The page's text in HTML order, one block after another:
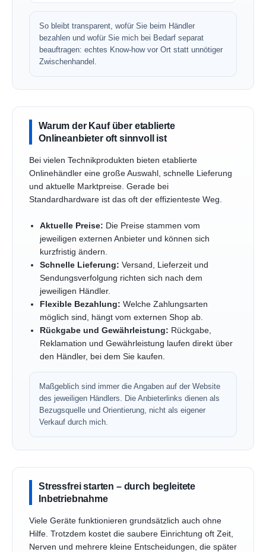
So bleibt transparent, wofür Sie beim Händler
bezahlen und wofür Sie mich bei Bedarf separat
beauftragen: echtes Know-how vor Ort statt unnötiger
Zwischenhandel.
Warum der Kauf über etablierte
Onlineanbieter oft sinnvoll ist
Bei vielen Technikprodukten bieten etablierte
Onlinehändler eine große Auswahl, schnelle Lieferung
und aktuelle Marktpreise. Gerade bei
Standardhardware ist das oft der effizienteste Weg.
Aktuelle Preise: Die Preise stammen vom
jeweiligen externen Anbieter und können sich
kurzfristig ändern.
Schnelle Lieferung: Versand, Lieferzeit und
Sendungsverfolgung richten sich nach dem
jeweiligen Händler.
Flexible Bezahlung: Welche Zahlungsarten
möglich sind, hängt vom externen Shop ab.
Rückgabe und Gewährleistung: Rückgabe,
Reklamation und Gewährleistung laufen direkt über
den Händler, bei dem Sie kaufen.
Maßgeblich sind immer die Angaben auf der Website
des jeweiligen Händlers. Die Anbieterlinks dienen als
Bezugsquelle und Orientierung, nicht als eigener
Verkauf durch mich.
Stressfrei starten – durch begleitete
Inbetriebnahme
Viele Geräte funktionieren grundsätzlich auch ohne
Hilfe. Trotzdem kostet die saubere Einrichtung oft Zeit,
Nerven und mehrere kleine Entscheidungen, die später